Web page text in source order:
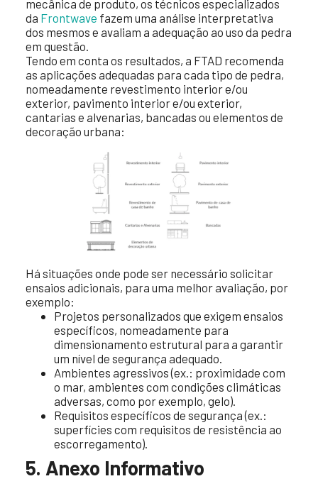
mecânica de produto, os técnicos especializados
da Frontwave fazem uma análise interpretativa
dos mesmos e avaliam a adequação ao uso da pedra
em questão.
Tendo em conta os resultados, a FTAD recomenda
as aplicações adequadas para cada tipo de pedra,
nomeadamente revestimento interior e/ou
exterior, pavimento interior e/ou exterior,
cantarias e alvenarias, bancadas ou elementos de
decoração urbana:
Há situações onde pode ser necessário solicitar
ensaios adicionais, para uma melhor avaliação, por
exemplo:
Projetos personalizados que exigem ensaios
específicos, nomeadamente para
dimensionamento estrutural para a garantir
um nível de segurança adequado.
Ambientes agressivos (ex.: proximidade com
o mar, ambientes com condições climáticas
adversas, como por exemplo, gelo).
Requisitos específicos de segurança (ex.:
superfícies com requisitos de resistência ao
escorregamento).
5. Anexo Informativo